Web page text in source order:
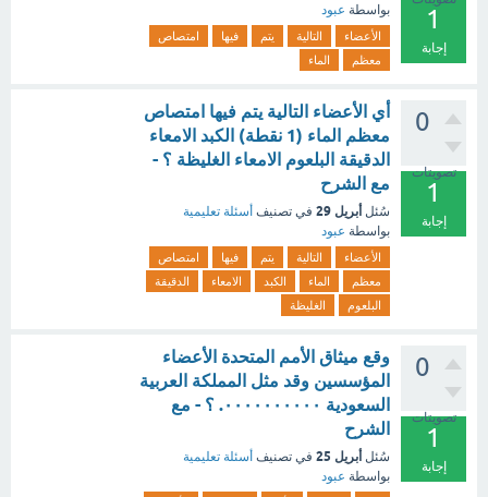
1
إجابة
بواسطة عبود
الأعضاء التالية يتم فيها
امتصاص
معظم
الماء
0
تصويتات
1
إجابة
أي الأعضاء التالية يتم فيها امتصاص
معظم الماء (1 نقطة) الكبد الامعاء
الدقيقة البلعوم الامعاء الغليظة ؟ -
مع الشرح
سُئل أبريل 29 في تصنيف أسئلة تعليمية
بواسطة عبود
الأعضاء التالية يتم فيها
امتصاص
معظم
الماء الكبد الامعاء
الدقيقة
البلعوم
الغليظة
0
تصويتات
1
إجابة
وقع ميثاق الأمم المتحدة الأعضاء
المؤسسين وقد مثل المملكة العربية
السعودية ٠٠٠٠٠٠٠٠٠٠. ؟ - مع
الشرح
سُئل أبريل 25 في تصنيف أسئلة تعليمية
بواسطة عبود